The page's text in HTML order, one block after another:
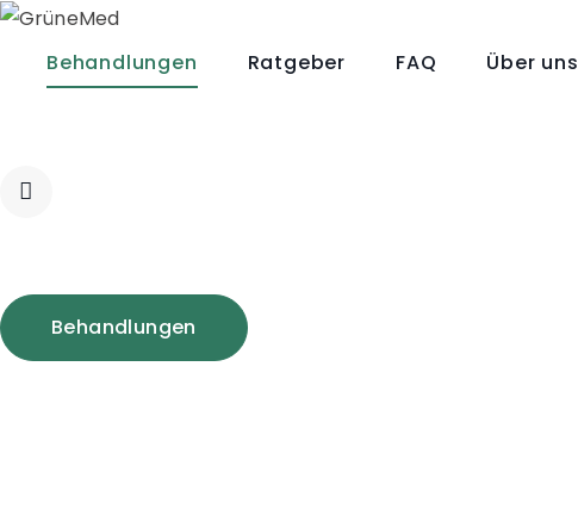
Behandlungen Ratgeber FAQ Über uns
Behandlungen